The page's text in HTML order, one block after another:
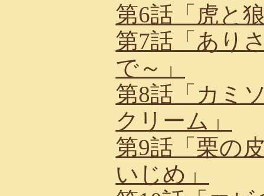
第6話「虎と
第7話「あり
で～」
第8話「カミ
クリーム」
第9話「栗の
いじめ」